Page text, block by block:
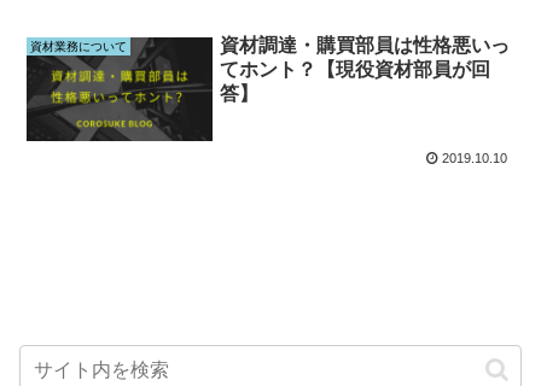
資材業務について
資材調達・購買部員は性格悪いっ
てホント？【現役資材部員が回
答】
2019.10.10